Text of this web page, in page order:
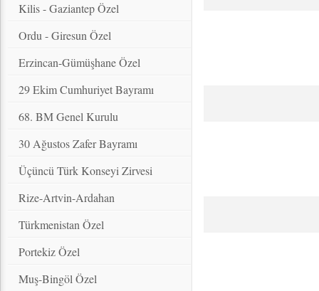
Kilis - Gaziantep Özel
Ordu - Giresun Özel
Erzincan-Gümüşhane Özel
29 Ekim Cumhuriyet Bayramı
68. BM Genel Kurulu
30 Ağustos Zafer Bayramı
Üçüncü Türk Konseyi Zirvesi
Rize-Artvin-Ardahan
Türkmenistan Özel
Portekiz Özel
Muş-Bingöl Özel